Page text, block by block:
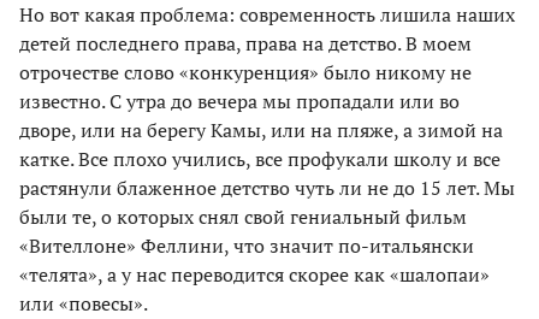
Но вот какая проблема: современность лишила наших
детей последнего права, права на детство. В моем
отрочестве слово «конкуренция» было никому не
известно. С утра до вечера мы пропадали или во
дворе, или на берегу Камы, или на пляже, а зимой на
катке. Все плохо учились, все профукали школу и все
растянули блаженное детство чуть ли не до 15 лет. Мы
были те, о которых снял свой гениальный фильм
«Вителлоне» Феллини, что значит по-итальянски
«телята», а у нас переводится скорее как «шалопаи»
или «повесы».